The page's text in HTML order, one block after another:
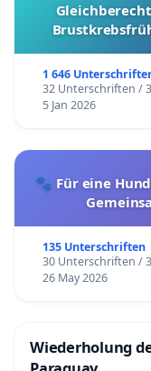
1 646
32 Unterschriften /
5 Jan 2026
🐾 Für eine
135 Unterschriften
30 Unterschriften /
26 May 2026
Wiederholung